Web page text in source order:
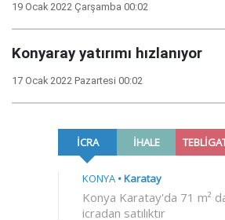
19 Ocak 2022 Çarşamba 00:02
Konyaray yatırımı hızlanıyor
17 Ocak 2022 Pazartesi 00:02